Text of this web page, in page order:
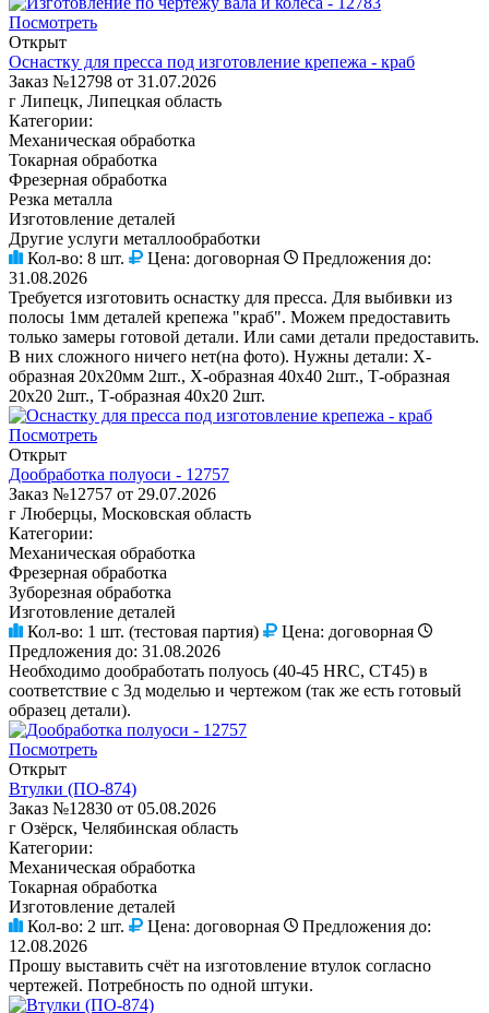
Посмотреть
Открыт
Оснастку для пресса под изготовление крепежа - краб
Заказ №12798 от 31.07.2026
г Липецк, Липецкая область
Категории:
Механическая обработка
Токарная обработка
Фрезерная обработка
Резка металла
Изготовление деталей
Другие услуги металлообработки
Кол-во: 8 шт. Цена: договорная
Предложения до:
31.08.2026
Требуется изготовить оснастку для пресса. Для выбивки из
полосы 1мм деталей крепежа "краб". Можем предоставить
только замеры готовой детали. Или сами детали предоставить.
В них сложного ничего нет(на фото). Нужны детали: Х-
образная 20х20мм 2шт., Х-образная 40х40 2шт., Т-образная
20х20 2шт., Т-образная 40х20 2шт.
Посмотреть
Открыт
Дообработка полуоси - 12757
Заказ №12757 от 29.07.2026
г Люберцы, Московская область
Категории:
Механическая обработка
Фрезерная обработка
Зуборезная обработка
Изготовление деталей
Кол-во: 1 шт. (тестовая партия) Цена: договорная
Предложения до: 31.08.2026
Необходимо дообработать полуось (40-45 HRC, СТ45) в
соответствие с 3д моделью и чертежом (так же есть готовый
образец детали).
Посмотреть
Открыт
Втулки (ПО-874)
Заказ №12830 от 05.08.2026
г Озёрск, Челябинская область
Категории:
Механическая обработка
Токарная обработка
Изготовление деталей
Кол-во: 2 шт. Цена: договорная
Предложения до:
12.08.2026
Прошу выставить счёт на изготовление втулок согласно
чертежей. Потребность по одной штуки.